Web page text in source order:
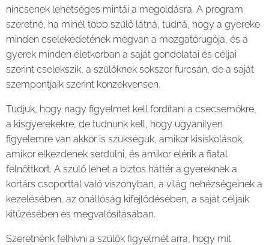
nincsenek lehetséges mintái a megoldásra. A program
szeretné, ha minél több szülő látná, tudná, hogy a gyereke
minden cselekedetének megvan a mozgatórugója, és a
gyerek minden életkorban a saját gondolatai és céljai
szerint cselekszik, a szülőknek sokszor furcsán, de a saját
szempontjaik szerint konzekvensen.
Tudjuk, hogy nagy figyelmet kell fordítani a csecsemőkre,
a kisgyerekekre, de tudnunk kell, hogy ugyanilyen
figyelemre van akkor is szükségük, amikor kisiskolások,
amikor elkezdenek serdülni, és amikor elérik a fiatal
felnőttkort. A szülő lehet a biztos háttér a gyereknek a
kortárs csoporttal való viszonyban, a világ nehézségeinek a
kezelésében, az önállóság kifejlődésében, a saját céljaik
kitűzésében és megvalósításában.
Szeretnénk felhívni a szülők figyelmét arra, hogy mit